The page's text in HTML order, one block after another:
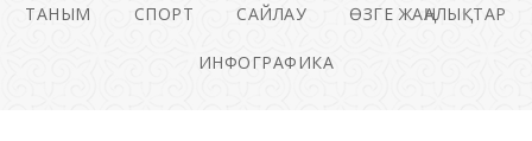
ТАНЫМ СПОРТ САЙЛАУ ӨЗГЕ ЖАҢАЛЫҚТАР
ИНФОГРАФИКА